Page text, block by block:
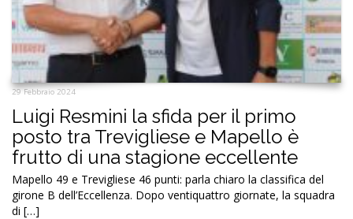
29 Febbraio 2024
Luigi Resmini la sfida per il primo
posto tra Trevigliese e Mapello è
frutto di una stagione eccellente
Mapello 49 e Trevigliese 46 punti: parla chiaro la classifica del
girone B dell’Eccellenza. Dopo ventiquattro giornate, la squadra
di […]